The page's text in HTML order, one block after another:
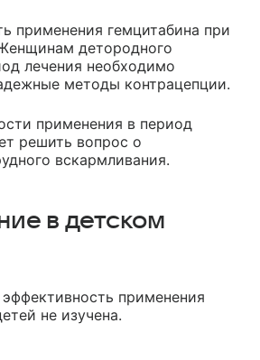
применения гемцитабина при
детородного
лечения необходимо
методы контрацепции.
применения в период
решить вопрос о
вскармливания.
в детском
применения
не изучена.